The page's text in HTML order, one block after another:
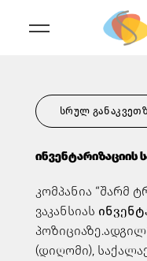
სრულ
ინვენტარიზაციის
კომპანია “შარმ
ვაკანსიას
პოზიციაზე.
(დიღომი),